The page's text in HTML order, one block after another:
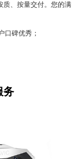
质、按量交付。您的满
口碑优秀；
务